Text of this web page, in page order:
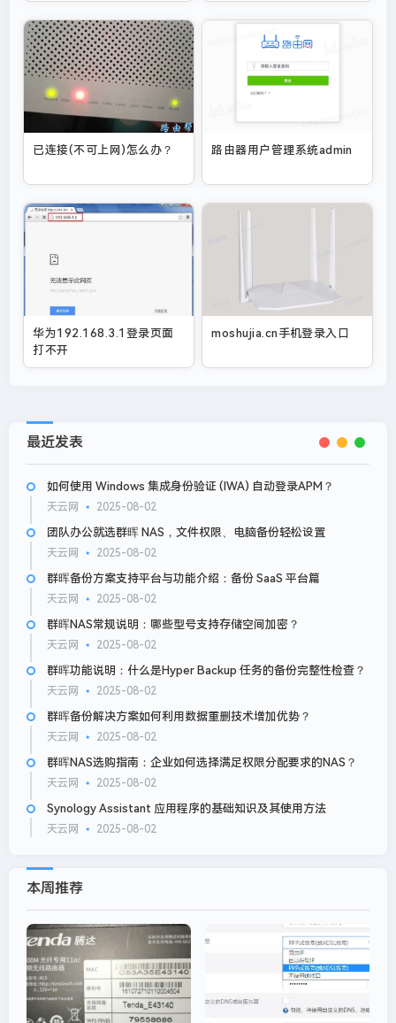
已连接(不可上网)怎么办？ 路由器用户管理系统admin
华为192.168.3.1登录页面
打不开
moshujia.cn手机登录入口
最近发表
如何使用 Windows 集成身份验证 (IWA) 自动登录APM？
天云网 2025-08-02
团队办公就选群晖 NAS，文件权限、电脑备份轻松设置
天云网 2025-08-02
群晖备份方案支持平台与功能介绍：备份 SaaS 平台篇
天云网 2025-08-02
群晖NAS常规说明：哪些型号支持存储空间加密？
天云网 2025-08-02
群晖功能说明：什么是Hyper Backup 任务的备份完整性检查？
天云网 2025-08-02
群晖备份解决方案如何利用数据重删技术增加优势？
天云网 2025-08-02
群晖NAS选购指南：企业如何选择满足权限分配要求的NAS？
天云网 2025-08-02
Synology Assistant 应用程序的基础知识及其使用方法
天云网 2025-08-02
本周推荐